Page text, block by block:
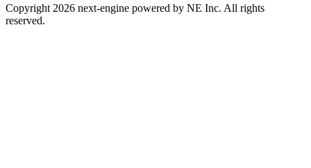
Copyright 2026 next-engine powered by NE Inc. All rights
reserved.